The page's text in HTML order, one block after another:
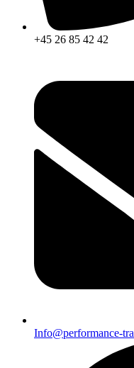
+45 26 85 42 42
Info@performance-